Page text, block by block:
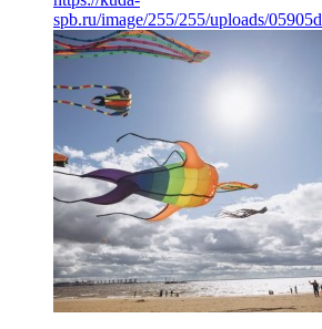
spb.ru/image/255/255/uploads/